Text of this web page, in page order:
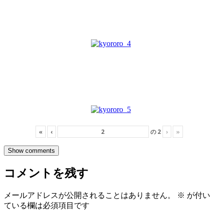
« ‹ の2 › »
Show comments
コメントを残す
メールアドレスが公開されることはありません。 ※ が付い
ている欄は必須項目です